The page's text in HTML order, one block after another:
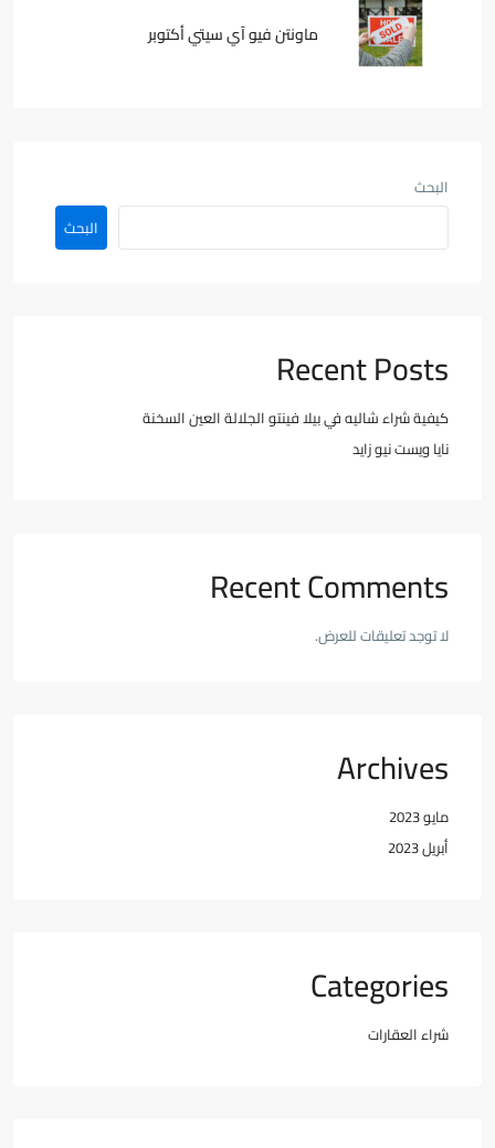
ماونتن فيو آي سيتي أكتوبر
البحث
البحث
Recent Posts
كيفية شراء شاليه في بيلا فينتو الجلالة العين السخنة
نايا ويست نيو زايد
Recent Comments
لا توجد تعليقات للعرض.
Archives
مايو 2023
أبريل 2023
Categories
شراء العقارات